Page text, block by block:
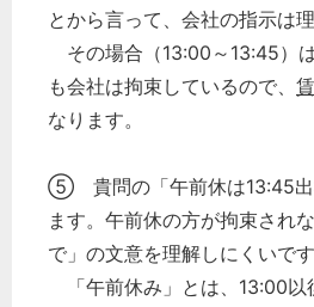
とから言って、会社の指示は
その場合（13:00～13:45）
も会社は拘束しているので、
なります。
⑤ 貴問の「午前休は13:45出
ます。午前休の方が拘束され
で」の文意を理解しにくいです
「午前休み」とは、13:00以